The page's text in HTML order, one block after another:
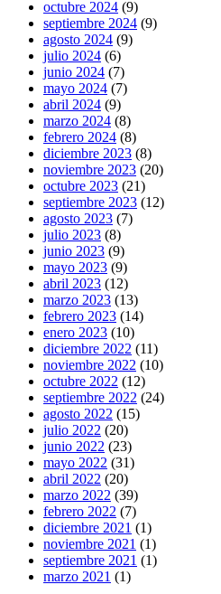
octubre 2024 (9)
septiembre 2024 (9)
agosto 2024 (9)
julio 2024 (6)
junio 2024 (7)
mayo 2024 (7)
abril 2024 (9)
marzo 2024 (8)
febrero 2024 (8)
diciembre 2023 (8)
noviembre 2023 (20)
octubre 2023 (21)
septiembre 2023 (12)
agosto 2023 (7)
julio 2023 (8)
junio 2023 (9)
mayo 2023 (9)
abril 2023 (12)
marzo 2023 (13)
febrero 2023 (14)
enero 2023 (10)
diciembre 2022 (11)
noviembre 2022 (10)
octubre 2022 (12)
septiembre 2022 (24)
agosto 2022 (15)
julio 2022 (20)
junio 2022 (23)
mayo 2022 (31)
abril 2022 (20)
marzo 2022 (39)
febrero 2022 (7)
diciembre 2021 (1)
noviembre 2021 (1)
septiembre 2021 (1)
marzo 2021 (1)